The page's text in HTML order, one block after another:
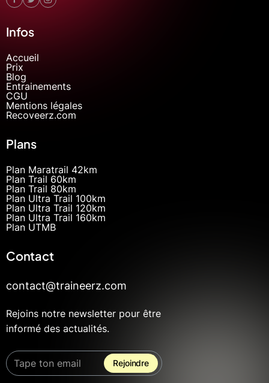
Infos
Accueil
Prix
Blog
Entrainements
CGU
Mentions légales
Recoveerz.com
Plans
Plan Maratrail 42km
Plan Trail 60km
Plan Trail 80km
Plan Ultra Trail 100km
Plan Ultra Trail 120km
Plan Ultra Trail 160km
Plan UTMB
Contact
contact@traineerz.com
Rejoins notre newsletter pour être
informé des actualités.